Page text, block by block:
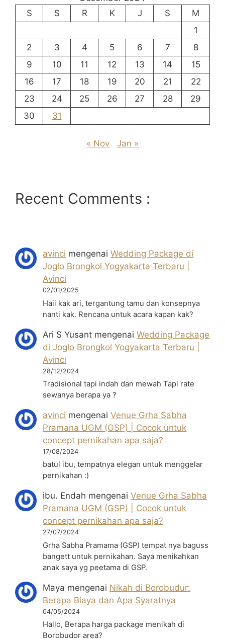
S
S R K J S
M
1
2
3 4 5 6 7
8
9
10 11 12 13 14
15
16
17 18 19 20 21
22
23
24 25 26 27 28
29
30
31
« Nov Jan »
Recent Comments :
avinci mengenaiWedding Package di
Joglo Brongkol Yogyakarta Terbaru |
Avinci
02/01/2025
Haii kak ari, tergantung tamu dan konsepnya
nanti kak. Rencana untuk acara kapan kak?
Ari S Yusant mengenaiWedding Package
di Joglo Brongkol Yogyakarta Terbaru |
Avinci
28/12/2024
Tradisional tapi indah dan mewah Tapi rate
sewanya berapa ya ?
avinci mengenaiVenue Grha Sabha
Pramana UGM (GSP) | Cocok untuk
concept pernikahan apa saja?
17/08/2024
batul ibu, tempatnya elegan untuk menggelar
pernikahan :)
ibu. Endah mengenaiVenue Grha Sabha
Pramana UGM (GSP) | Cocok untuk
concept pernikahan apa saja?
27/07/2024
Grha Sabha Pramama (GSP) tempat nya baguss
bangett untuk pernikahan. Saya menikahkan
anak saya yg peetama di GSP.
Maya mengenai Nikah di Borobudur:
Berapa Biaya dan Apa Syaratnya
04/05/2024
Hallo, Berapa harga package menikah di
Borobudor area?